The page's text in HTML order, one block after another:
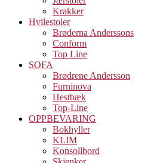
Krakker
Hvilestoler
Brøderna Anderssons
Conform
Top Line
SOFA
Brødrene Andersson
Furninova
Hestbæk
Top-Line
OPPBEVARING
Bokhyller
KLIM
Konsollbord